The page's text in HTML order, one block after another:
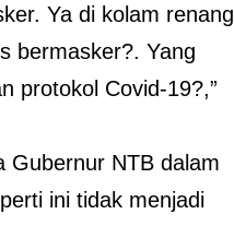
Ya di kolam renang
bermasker?. Yang
protokol Covid-19?,”
Gubernur NTB dalam
ini tidak menjadi